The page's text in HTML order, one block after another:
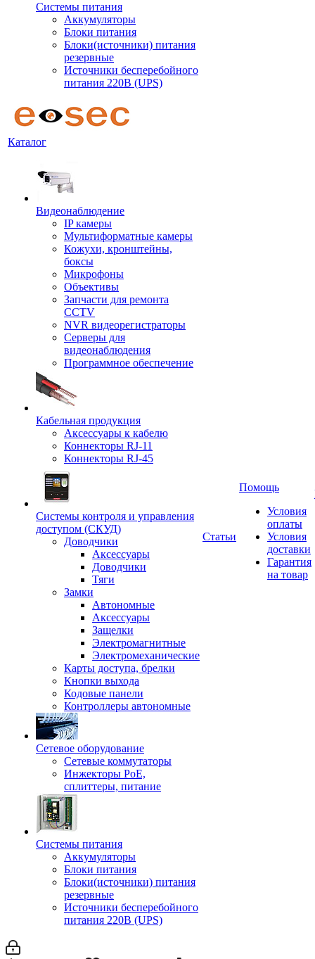
Системы питания
Аккумуляторы
Блоки питания
Блоки(источники) питания
резервные
Источники бесперебойного
питания 220В (UPS)
Каталог
Видеонаблюдение
IP камеры
Мультиформатные камеры
Кожухи, кронштейны,
боксы
Микрофоны
Объективы
Запчасти для ремонта
CCTV
NVR видеорегистраторы
Серверы для
видеонаблюдения
Программное обеспечение
Кабельная продукция
Аксессуары к кабелю
Коннекторы RJ-11
Коннекторы RJ-45
Системы контроля и управления
доступом (СКУД)
Доводчики
Аксессуары
Доводчики
Тяги
Замки
Автономные
Аксессуары
Защелки
Электромагнитные
Электромеханические
Карты доступа, брелки
Кнопки выхода
Кодовые панели
Контроллеры автономные
Сетевое оборудование
Сетевые коммутаторы
Инжекторы РоЕ,
сплиттеры, питание
Системы питания
Аккумуляторы
Блоки питания
Блоки(источники) питания
резервные
Источники бесперебойного
питания 220В (UPS)
Статьи
Помощь
Условия
оплаты
Условия
доставки
Гарантия
на товар